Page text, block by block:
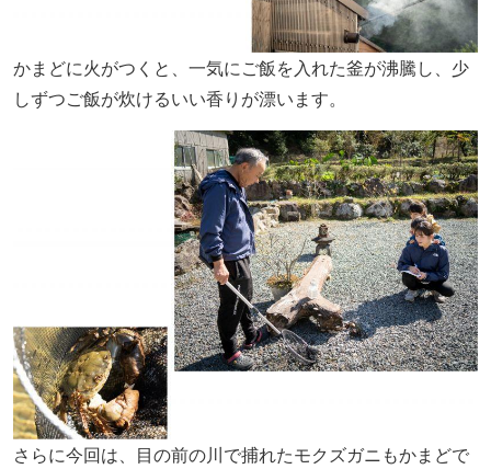
かまどに火がつくと、一気にご飯を入れた釜が沸騰し、少
しずつご飯が炊けるいい香りが漂います。
さらに今回は、目の前の川で捕れたモクズガニもかまどで